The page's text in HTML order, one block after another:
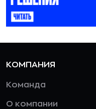
КОМПАНИЯ
Команда
О компании